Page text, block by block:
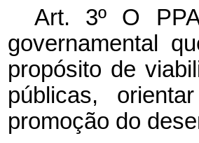
Art. 3º O
governamental
propósito de
públicas,
promoção do